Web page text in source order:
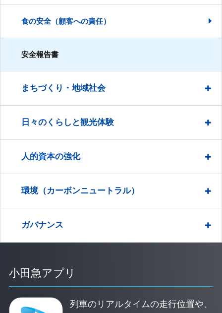
食の安全（顧客への責任）
安全報告書
まちづくり・地域社会
日々のくらしと観光体験
人的資本の強化
環境（カーボンニュートラル）
ガバナンス
小田急アプリ
列車のリアルタイムの走行位置や、